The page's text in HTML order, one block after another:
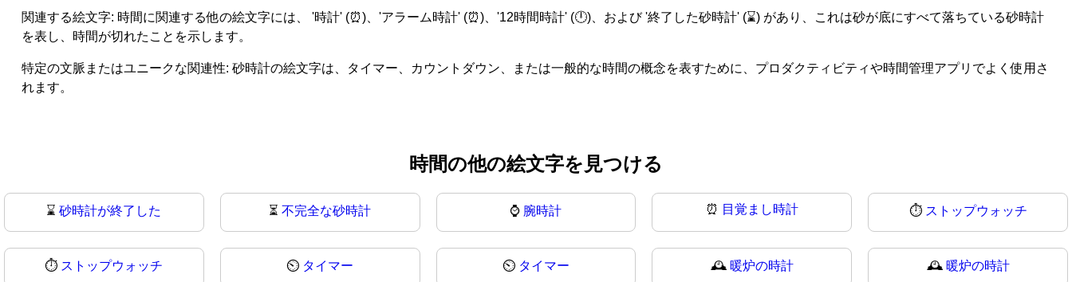
関連する絵文字: 時間に関連する他の絵文字には、 '時計' (⏰)、'アラーム時計' (⏰)、'12時間時計' (🕛)、および '終了した砂時計' (⌛) があり、これは砂が底にすべて落ちている砂時計
を表し、時間が切れたことを示します。
特定の文脈またはユニークな関連性: 砂時計の絵文字は、タイマー、カウントダウン、または一般的な時間の概念を表すために、プロダクティビティや時間管理アプリでよく使用さ
れます。
時間の他の絵文字を見つける
⌛砂時計が終了した ⏳不完全な砂時計 ⌚ 腕時計 ⏰ 目覚まし時計 ⏱️ ストップウォッチ
⏱ ストップウォッチ ⏲️ タイマー ⏲ タイマー 🕰️ 暖炉の時計 🕰 暖炉の時計